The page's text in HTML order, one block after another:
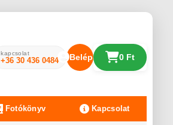
kapcsolat
+36 30 436 0484 Belépés 0 Ft
Fotókönyv Kapcsolat